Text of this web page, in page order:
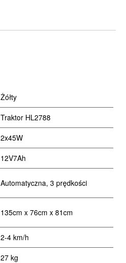
Żółty
Traktor HL2788
2x45W
12V7Ah
Automatyczna, 3 prędkości
135cm x 76cm x 81cm
2-4 km/h
27 kg